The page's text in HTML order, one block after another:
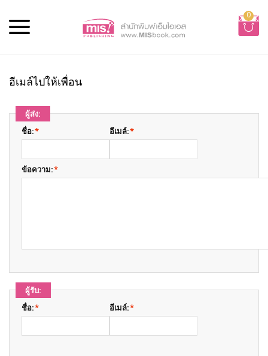
0
อีเมล์ไปให้เพื่อน
ผู้ส่ง:
*
ชื่อ: *
อีเมล์:
*
ข้อความ:
ผู้รับ:
*
ชื่อ: *
อีเมล์: